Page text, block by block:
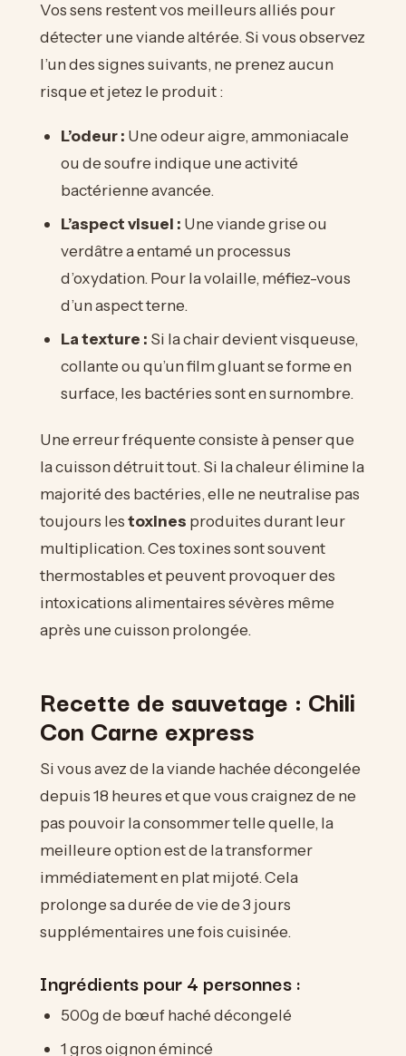
Vos sens restent vos meilleurs alliés pour
détecter une viande altérée. Si vous observez
l’un des signes suivants, ne prenez aucun
risque et jetez le produit :
L’odeur : Une odeur aigre, ammoniacale
ou de soufre indique une activité
bactérienne avancée.
L’aspect visuel : Une viande grise ou
verdâtre a entamé un processus
d’oxydation. Pour la volaille, méfiez-vous
d’un aspect terne.
La texture : Si la chair devient visqueuse,
collante ou qu’un film gluant se forme en
surface, les bactéries sont en surnombre.
Une erreur fréquente consiste à penser que
la cuisson détruit tout. Si la chaleur élimine la
majorité des bactéries, elle ne neutralise pas
toujours lestoxines produites durant leur
multiplication. Ces toxines sont souvent
thermostables et peuvent provoquer des
intoxications alimentaires sévères même
après une cuisson prolongée.
Recette de sauvetage : Chili
Con Carne express
Si vous avez de la viande hachée décongelée
depuis 18 heures et que vous craignez de ne
pas pouvoir la consommer telle quelle, la
meilleure option est de la transformer
immédiatement en plat mijoté. Cela
prolonge sa durée de vie de 3 jours
supplémentaires une fois cuisinée.
Ingrédients pour 4 personnes :
500g de bœuf haché décongelé
1 gros oignon émincé